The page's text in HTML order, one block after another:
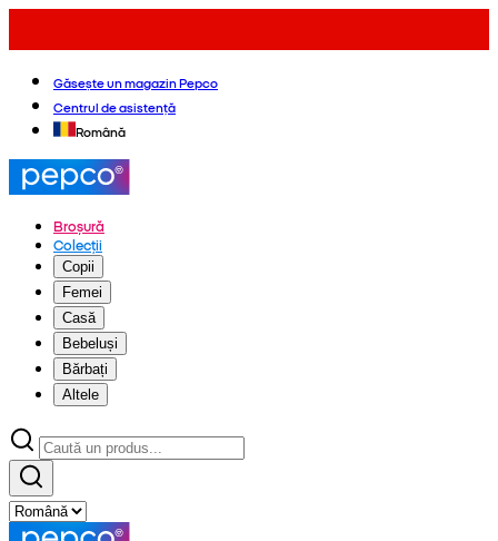
Găsește un magazin Pepco
Centrul de asistență
Română
Broșură
Colecții
Copii
Femei
Casă
Bebeluși
Bărbați
Altele